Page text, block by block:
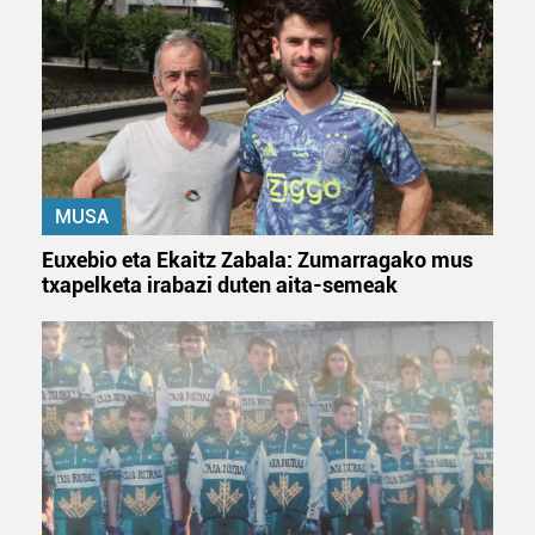
fitxategiak erabiltzen ditu. Zure esperientzia eta
zerbitzuak hobetzeko asmoz, cookie teknologiaz
baliatzen gara. Ohar hau onartuz gero, teknologia hori
erabiltzeko baimen esplizitua ematen diguzu.Gehiago
irakurri
MUSA
Euxebio eta Ekaitz Zabala: Zumarragako mus
txapelketa irabazi duten aita-semeak